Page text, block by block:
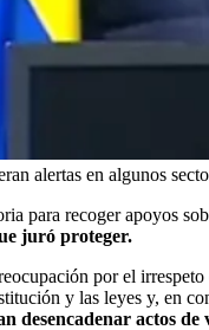
alertas en algunos
para recoger apoyos
juró proteger.
por el
y las leyes y, en
desencadenar actos